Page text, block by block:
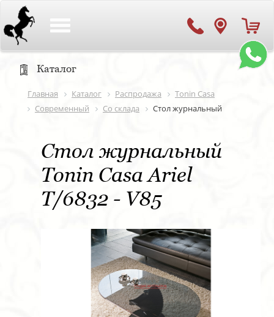
Каталог
Главная Каталог Распродажа
Tonin Casa
Современный
Со склада Стол журнальный
Стол журнальный
Tonin Casa Ariel
T/6832 - V85